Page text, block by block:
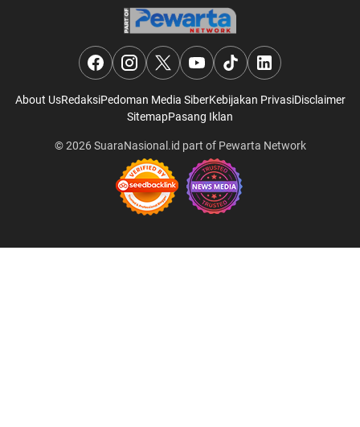
About UsRedaksiPedoman Media SiberKebijakan PrivasiDisclaimer
SitemapPasang Iklan
© 2026SuaraNasional.id part of Pewarta Network